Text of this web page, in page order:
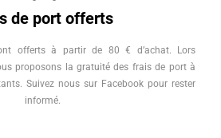
de port offerts
offerts à partir de 80 € d’achat. Lors
proposons la gratuité des frais de port à
Suivez nous sur Facebook pour rester
informé.